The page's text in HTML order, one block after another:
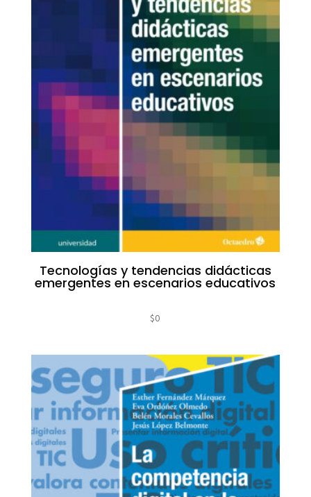
Tecnologías y tendencias didácticas
emergentes en escenarios educativos
$0